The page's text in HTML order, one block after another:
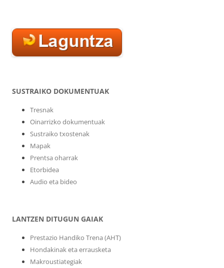
SUSTRAIKO DOKUMENTUAK
Tresnak
Oinarrizko dokumentuak
Sustraiko txostenak
Mapak
Prentsa oharrak
Etorbidea
Audio eta bideo
LANTZEN DITUGUN GAIAK
Prestazio Handiko Trena (AHT)
Hondakinak eta errausketa
Makroustiategiak